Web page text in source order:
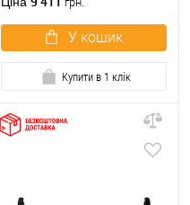
У кошик
Купити в 1 клік